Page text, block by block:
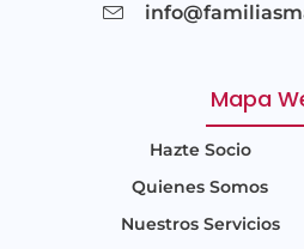
Mapa
Hazte Socio
Quienes Somos
Nuestros Servicios